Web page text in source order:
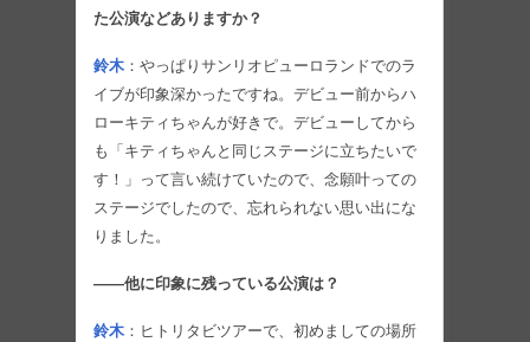
た公演などありますか？
鈴木 ：やっぱりサンリオピューロランドでのラ
イブが印象深かったですね。デビュー前からハ
ローキティちゃんが好きで。デビューしてから
も「キティちゃんと同じステージに立ちたいで
す！」って言い続けていたので、念願叶っての
ステージでしたので、忘れられない思い出にな
りました。
――他に印象に残っている公演は？
鈴木 ：ヒトリタビツアーで、初めましての場所